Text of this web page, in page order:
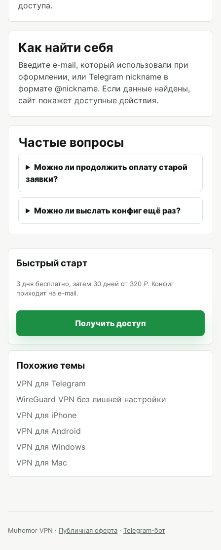
доступа.
Как найти себя
Введите e-mail, который использовали при
оформлении, или Telegram nickname в
формате @nickname. Если данные найдены,
сайт покажет доступные действия.
Частые вопросы
Можно ли продолжить оплату старой
заявки?
Можно ли выслать конфиг ещё раз?
Быстрый старт
3 дня бесплатно, затем 30 дней от 320 ₽. Конфиг
приходит на e-mail.
Получить доступ
Похожие темы
VPN для Telegram
WireGuard VPN без лишней настройки
VPN для iPhone
VPN для Android
VPN для Windows
VPN для Mac
Muhomor VPN · Публичная оферта · Telegram-бот